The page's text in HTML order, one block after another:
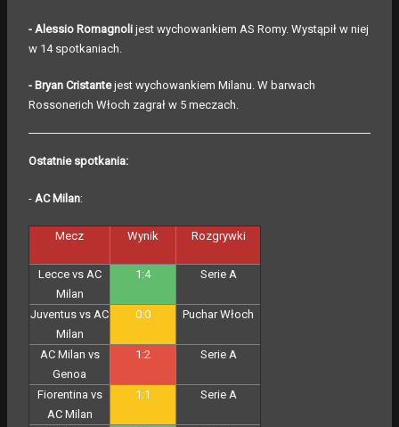
- Alessio Romagnoli jest wychowankiem AS Romy. Wystąpił w niej
w 14 spotkaniach.
- Bryan Cristantejest wychowankiem Milanu. W barwach
Rossonerich Włoch zagrał w 5 meczach.
Ostatnie spotkania:
- AC Milan:
Mecz Wynik Rozgrywki
Lecce vs AC
Milan
1:4 Serie A
Juventus vs AC
Milan
0:0 Puchar Włoch
AC Milan vs
Genoa
1:2 Serie A
Fiorentina vs
AC Milan
1:1 Serie A